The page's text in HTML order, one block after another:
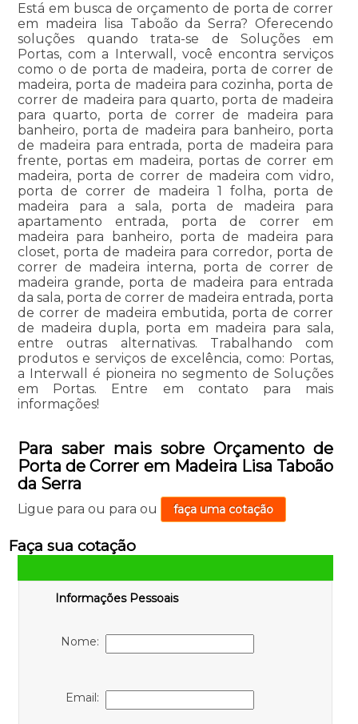
Está em busca de orçamento de porta de correr
em madeira lisa Taboão da Serra? Oferecendo
soluções quando trata-se de Soluções em
Portas, com a Interwall, você encontra serviços
como o de porta de madeira, porta de correr de
madeira, porta de madeira para cozinha, porta de
correr de madeira para quarto, porta de madeira
para quarto, porta de correr de madeira para
banheiro, porta de madeira para banheiro, porta
de madeira para entrada, porta de madeira para
frente, portas em madeira, portas de correr em
madeira, porta de correr de madeira com vidro,
porta de correr de madeira 1 folha, porta de
madeira para a sala, porta de madeira para
apartamento entrada, porta de correr em
madeira para banheiro, porta de madeira para
closet, porta de madeira para corredor, porta de
correr de madeira interna, porta de correr de
madeira grande, porta de madeira para entrada
da sala, porta de correr de madeira entrada, porta
de correr de madeira embutida, porta de correr
de madeira dupla, porta em madeira para sala,
entre outras alternativas. Trabalhando com
produtos e serviços de excelência, como: Portas,
a Interwall é pioneira no segmento de Soluções
em Portas. Entre em contato para mais
informações!
Para saber mais sobre Orçamento de
Porta de Correr em Madeira Lisa Taboão
da Serra
Ligue para ou para ou faça uma cotação
Faça sua cotação
Informações Pessoais
Nome:
Email: